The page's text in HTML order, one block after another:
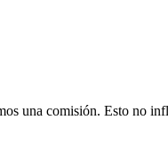
una comisión. Esto no